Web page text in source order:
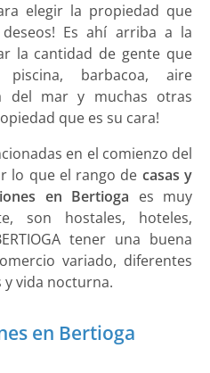
elegir la propiedad que
Es ahí arriba a la
la cantidad de gente que
barbacoa, aire
del mar y muchas otras
que es su cara!
en el comienzo del
lo que el rango de casas y
en Bertioga es muy
son hostales, hoteles,
tener una buena
variado, diferentes
vida nocturna.
en Bertioga